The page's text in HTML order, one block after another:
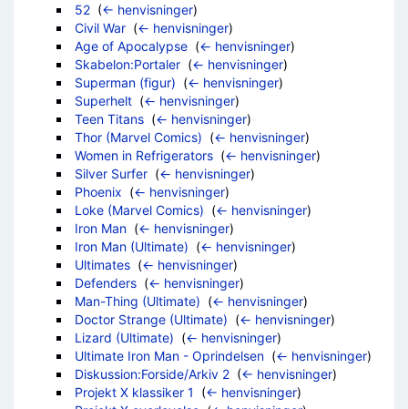
52‎ (← henvisninger)
Civil War‎ (← henvisninger)
Age of Apocalypse‎ (← henvisninger)
Skabelon:Portaler‎ (← henvisninger)
Superman (figur) (← henvisninger)
Superhelt‎ (← henvisninger)
Teen Titans‎ (← henvisninger)
Thor (Marvel Comics) (← henvisninger)
Women in Refrigerators‎ (← henvisninger)
Silver Surfer‎ (← henvisninger)
Phoenix (← henvisninger)
Loke (Marvel Comics) (← henvisninger)
Iron Man‎ (← henvisninger)
Iron Man (Ultimate) (← henvisninger)
Ultimates‎ (← henvisninger)
Defenders‎ (← henvisninger)
Man-Thing (Ultimate) (← henvisninger)
Doctor Strange (Ultimate) (← henvisninger)
Lizard (Ultimate) (← henvisninger)
Ultimate Iron Man - Oprindelsen‎ (← henvisninger)
Diskussion:Forside/Arkiv 2‎ (← henvisninger)
Projekt X klassiker 1
(← henvisninger)